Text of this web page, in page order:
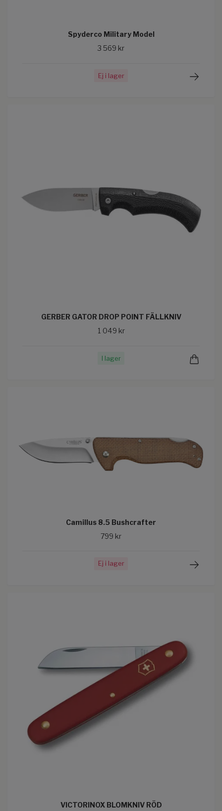
Spyderco Military Model
3 569 kr
Ej i lager
GERBER GATOR DROP POINT FÄLLKNIV
1 049 kr
I lager
Camillus 8.5 Bushcrafter
799 kr
Ej i lager
VICTORINOX BLOMKNIV RÖD